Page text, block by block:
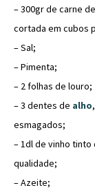
– 300gr de carne
cortada em cubos
– Sal;
– Pimenta;
– 2 folhas de louro;
– 3 dentes de alho,
esmagados;
– 1dl de vinho tinto
qualidade;
– Azeite;